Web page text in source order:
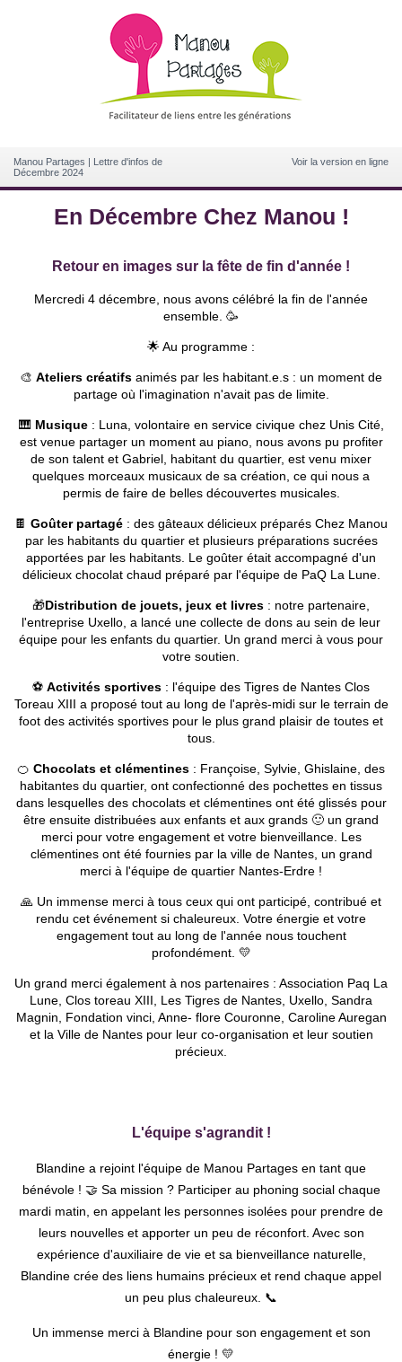
Manou Partages | Lettre d'infos de
Décembre 2024
Voir la version en ligne
En Décembre Chez Manou !
Retour en images sur la fête de fin d'année !
Mercredi 4 décembre, nous avons célébré la fin de l'année
ensemble. 🥳
🌟 Au programme :
🎨 Ateliers créatifs animés par les habitant.e.s : un moment de
partage où l'imagination n'avait pas de limite.
🎹 Musique: Luna, volontaire en service civique chez Unis Cité,
est venue partager un moment au piano, nous avons pu profiter
de son talent et Gabriel, habitant du quartier, est venu mixer
quelques morceaux musicaux de sa création, ce qui nous a
permis de faire de belles découvertes musicales.
🍫 Goûter partagé : des gâteaux délicieux préparés Chez Manou
par les habitants du quartier et plusieurs préparations sucrées
apportées par les habitants. Le goûter était accompagné d'un
délicieux chocolat chaud préparé par l'équipe de PaQ La Lune.
🎁Distribution de jouets, jeux et livres : notre partenaire,
l'entreprise Uxello, a lancé une collecte de dons au sein de leur
équipe pour les enfants du quartier. Un grand merci à vous pour
votre soutien.
⚽ Activités sportives : l'équipe des Tigres de Nantes Clos
Toreau XIII a proposé tout au long de l'après-midi sur le terrain de
foot des activités sportives pour le plus grand plaisir de toutes et
tous.
🍊 Chocolats et clémentines : Françoise, Sylvie, Ghislaine, des
habitantes du quartier, ont confectionné des pochettes en tissus
dans lesquelles des chocolats et clémentines ont été glissés pour
être ensuite distribuées aux enfants et aux grands 🙂 un grand
merci pour votre engagement et votre bienveillance. Les
clémentines ont été fournies par la ville de Nantes, un grand
merci à l'équipe de quartier Nantes-Erdre !
🙏 Un immense merci à tous ceux qui ont participé, contribué et
rendu cet événement si chaleureux. Votre énergie et votre
engagement tout au long de l'année nous touchent
profondément. 💛
Un grand merci également à nos partenaires : Association Paq La
Lune, Clos toreau XIII, Les Tigres de Nantes, Uxello, Sandra
Magnin, Fondation vinci, Anne- flore Couronne, Caroline Auregan
et la Ville de Nantes pour leur co-organisation et leur soutien
précieux.
L'équipe s'agrandit!
Blandine a rejoint l'équipe de Manou Partages en tant que
bénévole ! 🤝 Sa mission ? Participer au phoning social chaque
mardi matin, en appelant les personnes isolées pour prendre de
leurs nouvelles et apporter un peu de réconfort. Avec son
expérience d'auxiliaire de vie et sa bienveillance naturelle,
Blandine crée des liens humains précieux et rend chaque appel
un peu plus chaleureux. 📞
Un immense merci à Blandine pour son engagement et son
énergie ! 💛